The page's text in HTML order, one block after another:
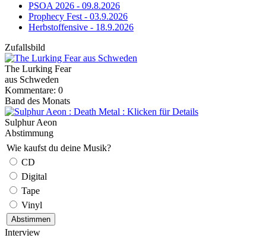
PSOA 2026 - 09.8.2026
Prophecy Fest - 03.9.2026
Herbstoffensive - 18.9.2026
Zufallsbild
The Lurking Fear
aus Schweden
Kommentare: 0
Band des Monats
Sulphur Aeon
Abstimmung
Wie kaufst du deine Musik?
CD
Digital
Tape
Vinyl
Interview